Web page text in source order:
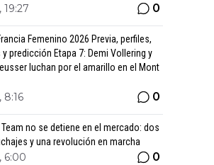
19:27 0
Femenino 2026 Previa, perfiles,
predicción Etapa 7: Demi Vollering y
luchan por el amarillo en el Mont
8:16 0
no se detiene en el mercado: dos
y una revolución en marcha
6:00 0